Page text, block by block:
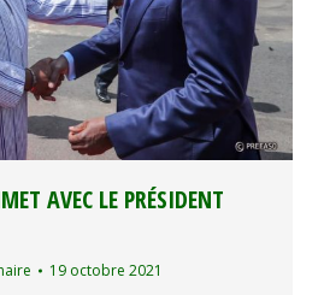
AVEC LE PRÉSIDENT
19 octobre 2021